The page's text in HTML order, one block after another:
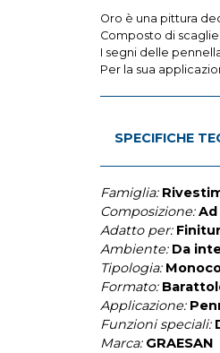
Oro è una pittura
Composto di
I segni delle
Per la sua
SPECIFICHE
Famiglia:
Composizione: Ad
Adatto per:
Ambiente: Da
Tipologia:
Formato:
Applicazione:
Funzioni speciali:
Marca: GRAESAN